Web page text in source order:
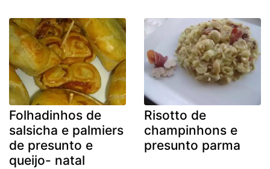
Folhadinhos de
salsicha e palmiers
de presunto e
queijo- natal
Risotto de
champinhons e
presunto parma